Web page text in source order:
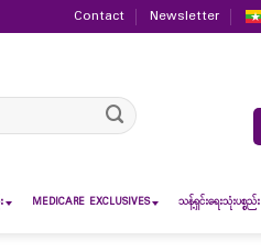
Contact Newsletter
MEDICARE EXCLUSIVES သန့်ရှင်းရေးသုံးပစ္စည်း